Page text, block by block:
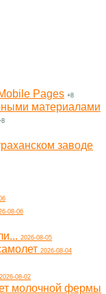
Pages +8
материалами
заводе
08-06
2026-08-05
2026-08-04
2026-08-02
молочной фермы